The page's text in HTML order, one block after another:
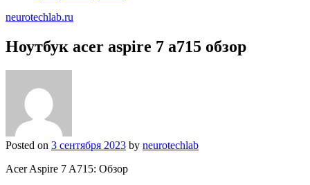
neurotechlab.ru
Ноутбук acer aspire 7 a715 обзор
Posted on 3 сентября 2023 by neurotechlab
Acer Aspire 7 A715: Обзор